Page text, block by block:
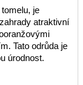
je
atraktivní
Tato odrůda je
úrodnost.